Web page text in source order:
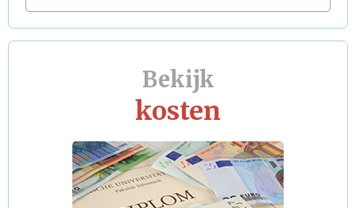
Bekijk
kosten